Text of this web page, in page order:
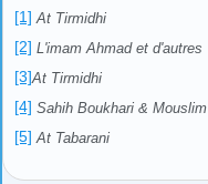
[1] At Tirmidhi
[2] L'imam Ahmad et d'autres
[3]At Tirmidhi
[4] Sahih Boukhari & Mouslim
[5] At Tabarani